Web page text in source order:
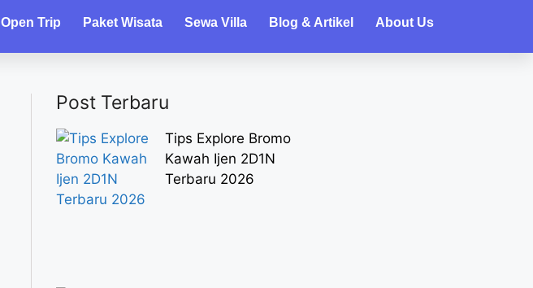
Open Trip Paket Wisata Sewa Villa Blog & Artikel About Us
Post Terbaru
Tips Explore Bromo
Kawah Ijen 2D1N
Terbaru 2026